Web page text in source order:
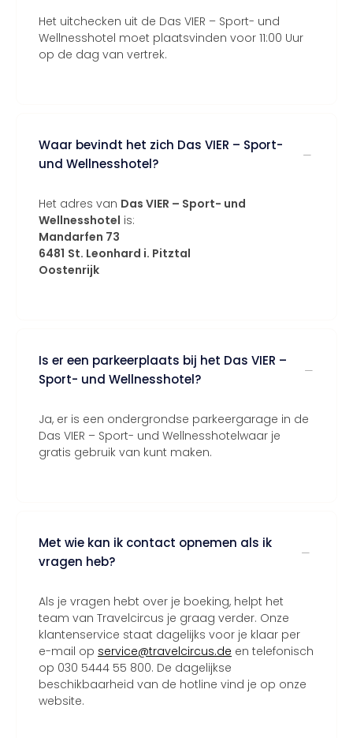
Het uitchecken uit de Das VIER – Sport- und
Wellnesshotel moet plaatsvinden voor 11:00 Uur
op de dag van vertrek.
Waar bevindt het zich Das VIER – Sport-
und Wellnesshotel?
Het adres van Das VIER – Sport- und
Wellnesshotel is:
Mandarfen 73
6481 St. Leonhard i. Pitztal
Oostenrijk
Is er een parkeerplaats bij het Das VIER –
Sport- und Wellnesshotel?
Ja, er is een ondergrondse parkeergarage in de
Das VIER – Sport- und Wellnesshotelwaar je
gratis gebruik van kunt maken.
Met wie kan ik contact opnemen als ik
vragen heb?
Als je vragen hebt over je boeking, helpt het
team van Travelcircus je graag verder. Onze
klantenservice staat dagelijks voor je klaar per
e-mail op service@travelcircus.de en telefonisch
op 030 5444 55 800. De dagelijkse
beschikbaarheid van de hotline vind je op onze
website.